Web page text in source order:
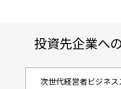
投資先企業へ
次世代経営者ビジネス